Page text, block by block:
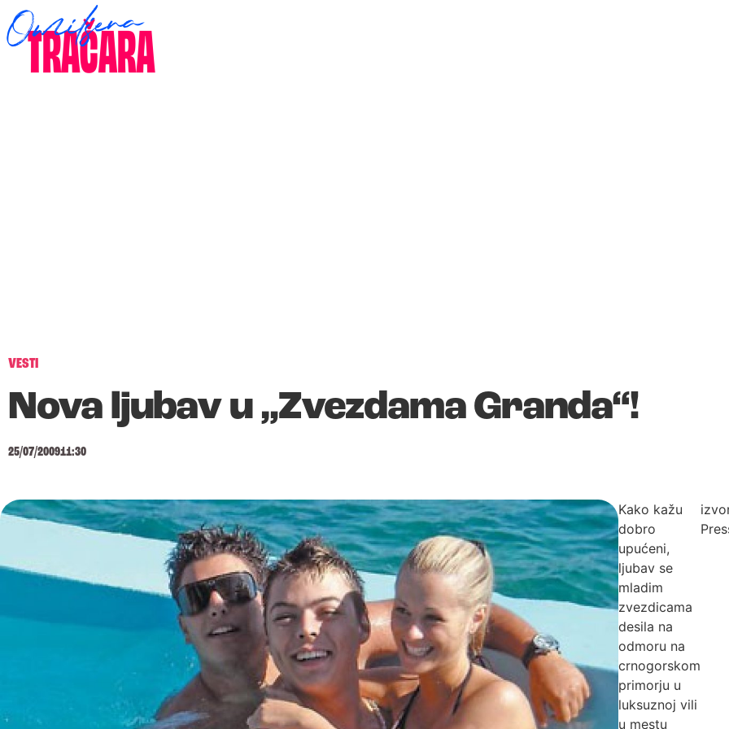
VESTI
Nova ljubav u „Zvezdama Granda“!
25/07/200911:30
Kako kažu
dobro
upućeni,
ljubav se
mladim
zvezdicama
desila na
odmoru na
crnogorskom
primorju u
luksuznoj vili
u mestu